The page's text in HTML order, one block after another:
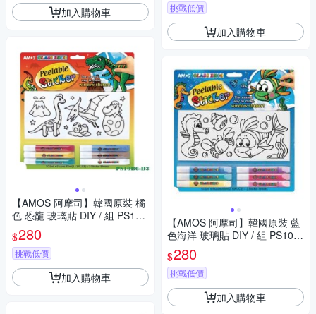
加入購物車
【AMOS 阿摩司】韓國原裝 橘
色 恐龍 玻璃貼 DIY / 組 PS10B
6-D3
$280
挑戰低價
加入購物車
挑戰低價
加入購物車
【AMOS 阿摩司】韓國原裝 藍
色海洋 玻璃貼 DIY / 組 PS10B
6-D1
$280
挑戰低價
加入購物車